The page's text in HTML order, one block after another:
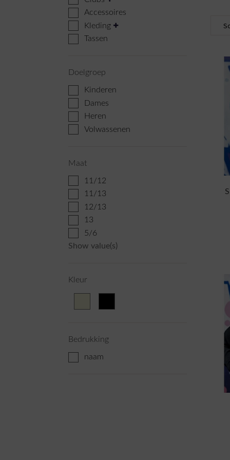
Accessoires
Kleding
Tassen
Doelgroep
Kinderen
Dames
Heren
Volwassenen
Maat
11/12
11/13
12/13
13
5/6
Show value(s)
Kleur
Bedrukking
naam